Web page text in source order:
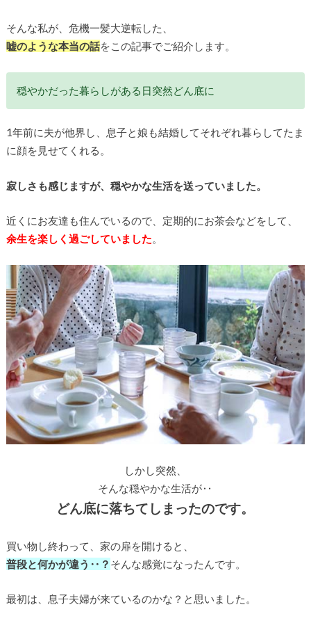
そんな私が、危機一髪大逆転した、
嘘のような本当の話をこの記事でご紹介します。
穏やかだった暮らしがある日突然どん底に
1年前に夫が他界し、息子と娘も結婚してそれぞれ暮らしてたま
に顔を見せてくれる。
寂しさも感じますが、穏やかな生活を送っていました。
近くにお友達も住んでいるので、定期的にお茶会などをして、
余生を楽しく過ごしていました。
しかし突然、
そんな穏やかな生活が‥
どん底に落ちてしまったのです。
買い物し終わって、家の扉を開けると、
普段と何かが違う‥？ そんな感覚になったんです。
最初は、息子夫婦が来ているのかな？と思いました。